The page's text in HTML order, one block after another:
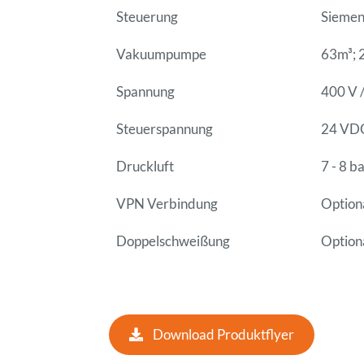
Steuerung
Vakuumpumpe 63m³;
Spannung 400 V
Steuerspannung 24
Druckluft 7 - 8
VPN Verbindung
Doppelschweißung
Download Produktflyer